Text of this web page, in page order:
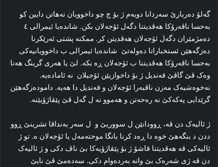
گه‌لۆ دەربارێ سه‌ردانا دویه‌م ژ بۆ چ چو داخوویان نه‌هاتن دایین کو
به‌حسا ناڤه‌رۆکا هه‌ڤدیتنا دگه‌ل ئۆجەلان بکن. شاندەیا ئیمرالی ٤
ده‌مژمێران دگه‌ل ئۆجەلان هه‌ڤدیتن کر. ممکنه‌ پشتی ئه‌رێکرنا
ده‌زگه‌هێن ئستخباراتا ده‌وله‌تێ شاندەیا ئیمرالی ب داخوویانیه‌کی
به‌حسا ناڤه‌رۆکا هه‌ڤدیتنا ب ئۆجەلان ڕه‌ بکه‌. لێ یا هه‌ری گرینگ هه‌تا
وه‌ک ڤێ گاڤێ قه‌ندیل ژ بۆ داخوازیێن ئۆجیلان نه‌ ئاماده‌یه‌.
نه‌خوه‌شیه‌ک مه‌زن ناڤبه‌را ئۆجەلان و قه‌ندیل دا هه‌یه‌. دا‌موده‌زگه‌هێن
گرێدایی پەکەکێ نه‌ رەحه‌تن و هه‌موو نه‌ ل گه‌ل ڤێ پێڤاژۆیێنه‌.
ژ ئالیه‌ک دن ڤه‌، ڕوودانێن ل سووریێ و ل سه‌ر بەنداڤا تشرینێ ڕوو
ددن د بنگه‌هێ خوه‌ دا ڕه‌د کرنا بانگا موحته‌مه‌ل یا ئۆجەلان ه‌. تو ژ
ئالیه‌کی ڤە هه‌ڤدیتنا قاشۆ ژ بۆ پێڤاژۆیه‌کا بێ ناڤ دکی و ژ ئالیه‌ک
دن ڤە ژی شه‌ره‌ک بێ واته‌ به‌رده‌وام دکی. سه‌ده‌مێ ڤێ نایێ